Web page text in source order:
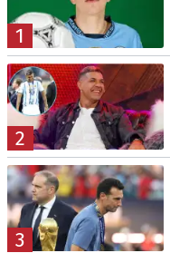
1
2
3